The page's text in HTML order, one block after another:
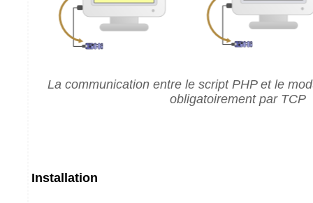
La communication entre le script PHP et le
obligatoirement par TCP
Installation